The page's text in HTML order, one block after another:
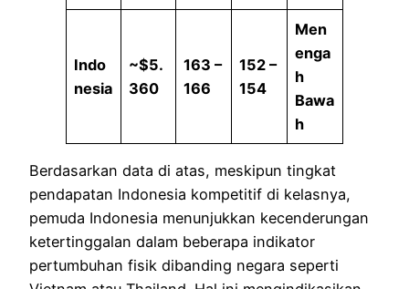
Indo
nesia
~$5.
360
163 –
166
152 –
154
Men
enga
h
Bawa
h
Berdasarkan data di atas, meskipun tingkat
pendapatan Indonesia kompetitif di kelasnya,
pemuda Indonesia menunjukkan kecenderungan
ketertinggalan dalam beberapa indikator
pertumbuhan fisik dibanding negara seperti